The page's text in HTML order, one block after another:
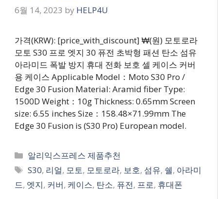
6월 14, 2023 by HELP4U
가격(KRW): [price_with_discount] ₩(원) 모토로라
모토 S30 프로 엣지 30 퓨전 초박형 패션 탄소 섬유
아라미드 폭발 방지 휴대 전화 보호 셀 케이스 커버
용 케이스 Applicable Model：Moto S30 Pro /
Edge 30 Fusion Material: Aramid fiber Type:
1500D Weight：10g Thickness: 0.65mm Screen
size: 6.55 inches Size：158.48×71.99mm The
Edge 30 Fusion is (S30 Pro) European model.
Categories
알리익스프레스 제품추천
Tags
S30, 리얼, 모토, 모토로라, 보호, 섬유, 쉘, 아라미
드, 엣지, 커버, 케이스, 탄소, 퓨전, 프로, 휴대폰